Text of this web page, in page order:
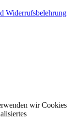
Widerrufsbelehrung
wir Cookies